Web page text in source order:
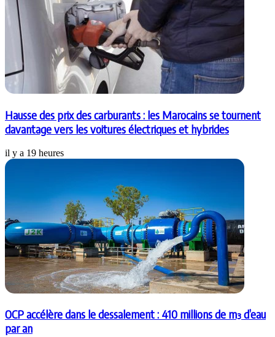
Hausse des prix des carburants : les Marocains se tournent
davantage vers les voitures électriques et hybrides
il y a 19 heures
OCP accélère dans le dessalement : 410 millions de m³ d’eau
par an